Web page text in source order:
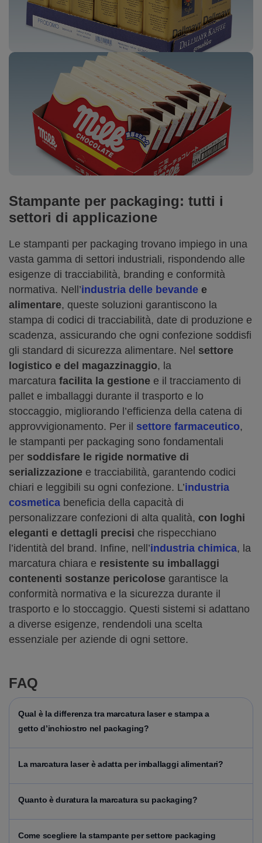
Stampante per packaging: tutti i
settori di applicazione
Le stampanti per packaging trovano impiego in una
vasta gamma di settori industriali, rispondendo alle
esigenze di tracciabilità, branding e conformità
normativa. Nell’industria delle bevande e
alimentare, queste soluzioni garantiscono la
stampa di codici di tracciabilità, date di produzione e
scadenza, assicurando che ogni confezione soddisfi
gli standard di sicurezza alimentare. Nel settore
logistico e del magazzinaggio, la
marcatura facilita la gestione e il tracciamento di
pallet e imballaggi durante il trasporto e lo
stoccaggio, migliorando l’efficienza della catena di
approvvigionamento. Per il settore farmaceutico,
le stampanti per packaging sono fondamentali
per soddisfare le rigide normative di
serializzazione e tracciabilità, garantendo codici
chiari e leggibili su ogni confezione. L’industria
cosmetica beneficia della capacità di
personalizzare confezioni di alta qualità, con loghi
eleganti e dettagli precisi che rispecchiano
l’identità del brand. Infine, nell’industria chimica, la
marcatura chiara e resistente su imballaggi
contenenti sostanze pericolose garantisce la
conformità normativa e la sicurezza durante il
trasporto e lo stoccaggio. Questi sistemi si adattano
a diverse esigenze, rendendoli una scelta
essenziale per aziende di ogni settore.
FAQ
Qual è la differenza tra marcatura laser e stampa a
getto d’inchiostro nel packaging?
La marcatura laser è adatta per imballaggi alimentari?
Quanto è duratura la marcatura su packaging?
Come scegliere la stampante per settore packaging